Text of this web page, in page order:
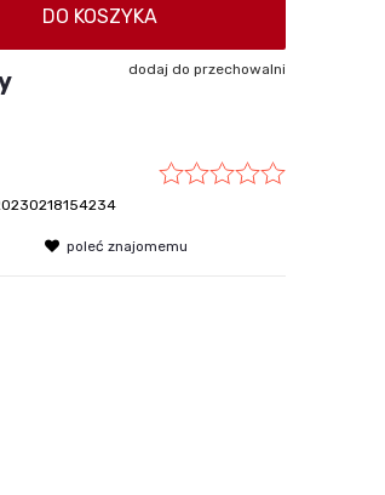
DO KOSZYKA
dodaj do przechowalni
poleć znajomemu